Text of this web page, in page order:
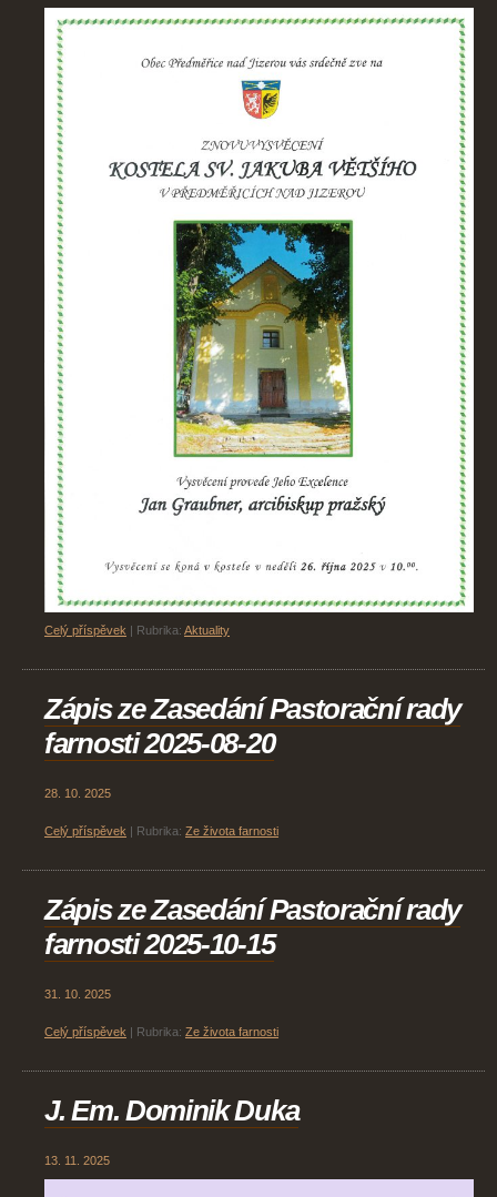
Celý příspěvek | Rubrika: Aktuality
Zápis ze Zasedání Pastorační rady
farnosti 2025-08-20
28. 10. 2025
Celý příspěvek | Rubrika: Ze života farnosti
Zápis ze Zasedání Pastorační rady
farnosti 2025-10-15
31. 10. 2025
Celý příspěvek | Rubrika: Ze života farnosti
J. Em. Dominik Duka
13. 11. 2025